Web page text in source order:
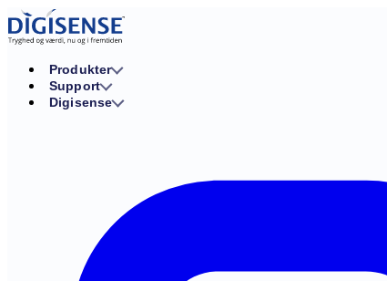
Produkter
Support
Digisense